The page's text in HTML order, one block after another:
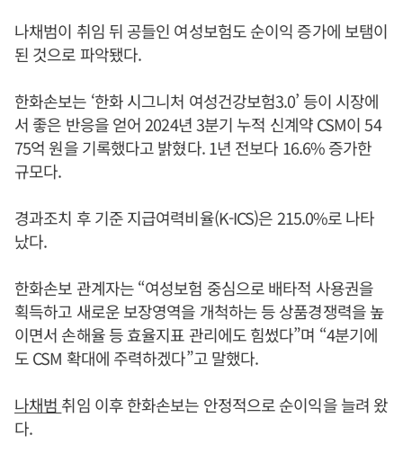
나채범이 취임 뒤 공들인 여성보험도 순이익 증가에 보탬이
된 것으로 파악됐다.
한화손보는 ‘한화 시그니처 여성건강보험3.0’ 등이 시장에
서 좋은 반응을 얻어 2024년 3분기 누적 신계약 CSM이 54
75억 원을 기록했다고 밝혔다. 1년 전보다 16.6% 증가한
규모다.
경과조치 후 기준 지급여력비율(K-ICS)은 215.0%로 나타
났다.
한화손보 관계자는 “여성보험 중심으로 배타적 사용권을
획득하고 새로운 보장영역을 개척하는 등 상품경쟁력을 높
이면서 손해율 등 효율지표 관리에도 힘썼다”며 “4분기에
도 CSM 확대에 주력하겠다”고 말했다.
나채범 취임 이후 한화손보는 안정적으로 순이익을 늘려 왔
다.